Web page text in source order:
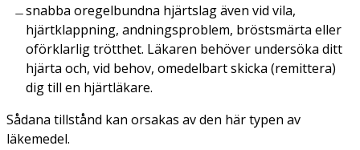
snabba oregelbundna hjärtslag även vid vila,
hjärtklappning, andningsproblem, bröstsmärta eller
oförklarlig trötthet. Läkaren behöver undersöka ditt
hjärta och, vid behov, omedelbart skicka (remittera)
dig till en hjärtläkare.
Sådana tillstånd kan orsakas av den här typen av
läkemedel.